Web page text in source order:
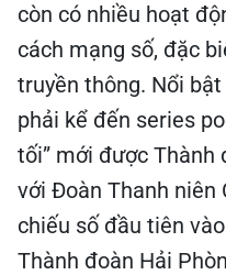
còn có nhiều hoạt
cách mạng số, đặc
truyền thông. Nổi
phải kể đến series
tối” mới được Thành
với Đoàn Thanh niên
chiếu số đầu tiên
Thành đoàn Hải